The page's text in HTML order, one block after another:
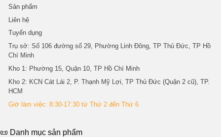
Sản phẩm
Liên hệ
Tuyển dụng
Trụ sở: Số 106 đường số 29, Phường Linh Đông, TP Thủ Đức, TP Hồ
Chí Minh
Kho 1 : Phường 15, Quận 10, TP Hồ Chí Minh
Kho 2: KCN Cát Lái 2, P. Thạnh Mỹ Lợi, TP Thủ Đức (Quận 2 cũ), TP.
HCM
Giờ làm việc: 8:30-17:30 từ Thứ 2 đến Thứ 6
📜 Danh mục sản phẩm